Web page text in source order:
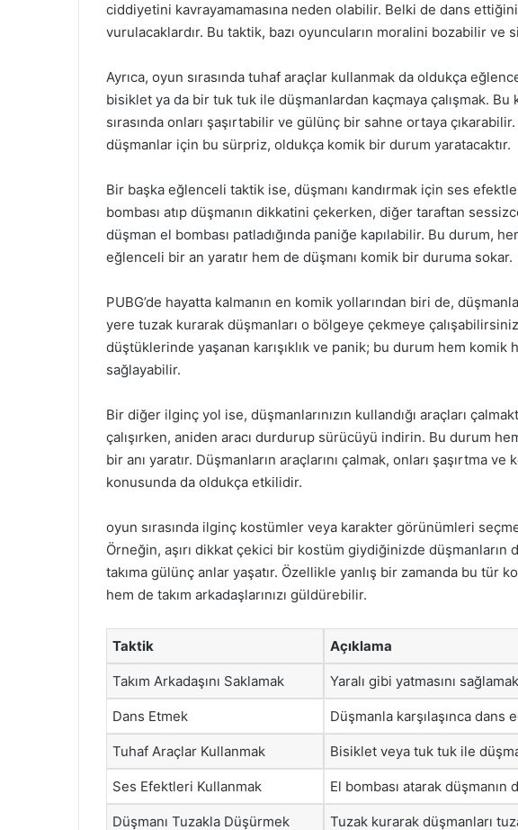
ciddiyetini kavrayamamasına neden olabilir. Belki de dans
vurulacaklardır. Bu taktik, bazı oyuncuların moralini bozabilir ve
Ayrıca, oyun sırasında tuhaf araçlar kullanmak da oldukça
bisiklet ya da bir tuk tuk ile düşmanlardan kaçmaya çalışmak. Bu
sırasında onları şaşırtabilir ve gülünç bir sahne ortaya
düşmanlar için bu sürpriz, oldukça komik bir durum yaratacaktır.
Bir başka eğlenceli taktik ise, düşmanı kandırmak için ses
bombası atıp düşmanın dikkatini çekerken, diğer taraftan
düşman el bombası patladığında paniğe kapılabilir. Bu durum,
eğlenceli bir an yaratır hem de düşmanı komik bir duruma sokar.
PUBG’de hayatta kalmanın en komik yollarından biri de,
yere tuzak kurarak düşmanları o bölgeye çekmeye
düştüklerinde yaşanan karışıklık ve panik; bu durum hem komik
sağlayabilir.
Bir diğer ilginç yol ise, düşmanlarınızın kullandığı araçları
çalışırken, aniden aracı durdurup sürücüyü indirin. Bu durum
bir anı yaratır. Düşmanların araçlarını çalmak, onları şaşırtma ve
konusunda da oldukça etkilidir.
oyun sırasında ilginç kostümler veya karakter görünümleri
Örneğin, aşırı dikkat çekici bir kostüm giydiğinizde
takıma gülünç anlar yaşatır. Özellikle yanlış bir zamanda bu tür
hem de takım arkadaşlarınızı güldürebilir.
Taktik Açıklama
Takım Arkadaşını Saklamak Yaralı gibi yatmasını
Dans Etmek Düşmanla karşılaşınca dans
Tuhaf Araçlar Kullanmak Bisiklet veya tuk tuk ile
Ses Efektleri Kullanmak El bombası atarak düşmanın
Düşmanı Tuzakla Düşürmek Tuzak kurarak düşmanları